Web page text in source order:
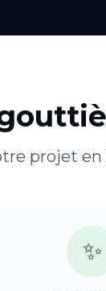
projet en
✨